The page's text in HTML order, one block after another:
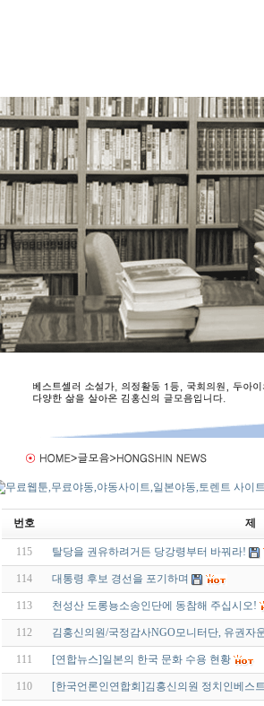
번호
제
115 탈당을 권유하려거든 당강령부터 바꿔라!
114 대통령 후보 경선을 포기하며
113 천성산 도롱뇽소송인단에 동참해 주십시오!
112 김홍신의원/국정감사NGO모니터단, 유권자
111 [연합뉴스]일본의 한국 문화 수용 현황
110 [한국언론인연합회]김홍신의원 정치인베스